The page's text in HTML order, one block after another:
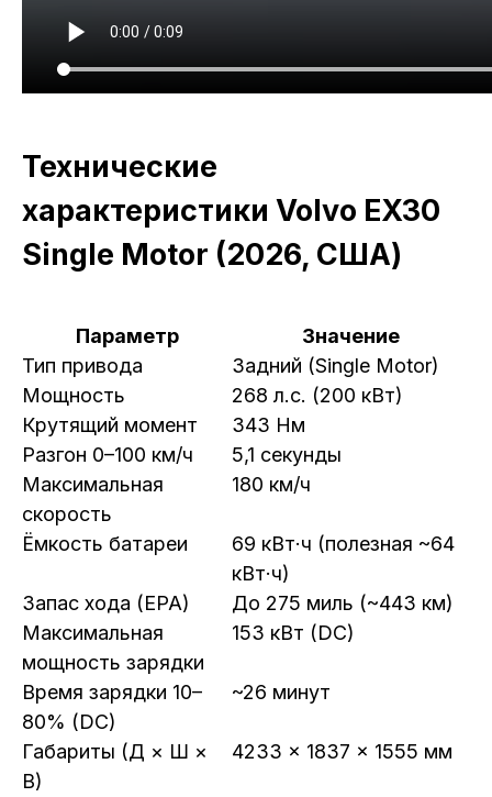
Технические
характеристики Volvo EX30
Single Motor (2026, США)
Параметр
Значение
Тип привода
Задний (Single Motor)
Мощность
268 л.с. (200 кВт)
Крутящий момент
343 Нм
Разгон 0–100 км/ч
5,1 секунды
Максимальная
скорость
180 км/ч
Ёмкость батареи
69 кВт·ч (полезная ~64
кВт·ч)
Запас хода (EPA)
До 275 миль (~443 км)
Максимальная
мощность зарядки
153 кВт (DC)
Время зарядки 10–
80% (DC)
~26 минут
Габариты (Д × Ш ×
В)
4233 × 1837 × 1555 мм